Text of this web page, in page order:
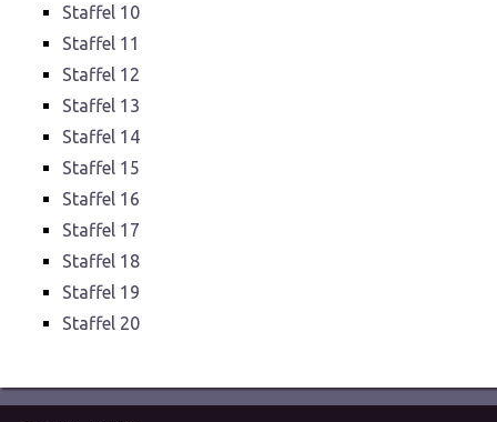
Staffel 10
Staffel 11
Staffel 12
Staffel 13
Staffel 14
Staffel 15
Staffel 16
Staffel 17
Staffel 18
Staffel 19
Staffel 20